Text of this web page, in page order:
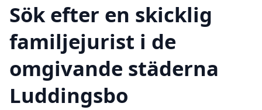
Sök efter en skicklig
familjejurist i de
omgivande städerna
Luddingsbo